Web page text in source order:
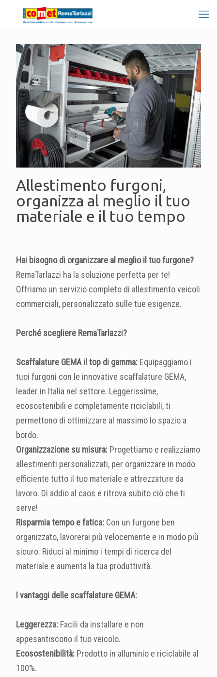
Allestimento furgoni,
organizza al meglio il tuo
materiale e il tuo tempo
Hai bisogno di organizzare al meglio il tuo furgone?
RemaTarlazzi ha la soluzione perfetta per te!
Offriamo un servizio completo di allestimento veicoli
commerciali, personalizzato sulle tue esigenze.
Perché scegliere RemaTarlazzi?
Scaffalature GEMA il top di gamma: Equipaggiamo i
tuoi furgoni con le innovative scaffalature GEMA,
leader in Italia nel settore. Leggerissime,
ecosostenibili e completamente riciclabili, ti
permettono di ottimizzare al massimo lo spazio a
bordo.
Organizzazione su misura: Progettiamo e realizziamo
allestimenti personalizzati, per organizzare in modo
efficiente tutto il tuo materiale e attrezzature da
lavoro. Dì addio al caos e ritrova subito ciò che ti
serve!
Risparmia tempo e fatica: Con un furgone ben
organizzato, lavorerai più velocemente e in modo più
sicuro. Riduci al minimo i tempi di ricerca del
materiale e aumenta la tua produttività.
I vantaggi delle scaffalature GEMA:
Leggerezza: Facili da installare e non
appesantiscono il tuo veicolo.
Ecosostenibilità: Prodotto in alluminio e riciclabile al
100%.